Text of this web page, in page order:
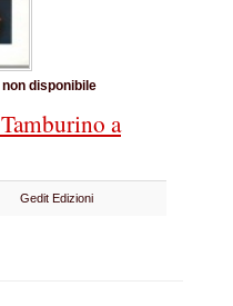
disponibile
a
Gedit Edizioni